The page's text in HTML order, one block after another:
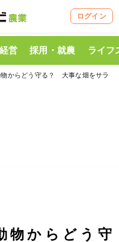
ログイン
営 採用・就農 ライフ
からどう守る？ 大事な畑をサラ
物からどう守